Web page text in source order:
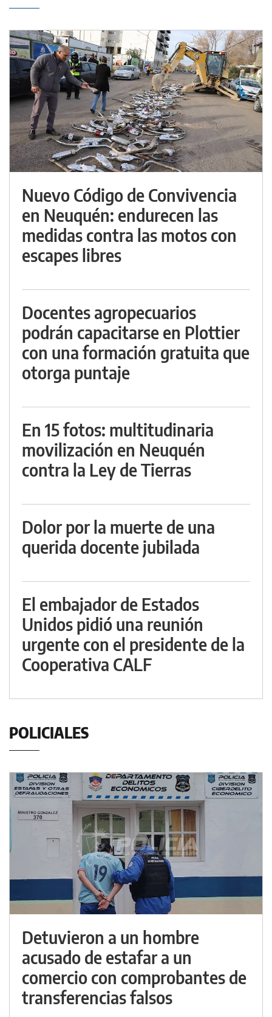
Nuevo Código de Convivencia
en Neuquén: endurecen las
medidas contra las motos con
escapes libres
Docentes agropecuarios
podrán capacitarse en Plottier
con una formación gratuita que
otorga puntaje
En 15 fotos: multitudinaria
movilización en Neuquén
contra la Ley de Tierras
Dolor por la muerte de una
querida docente jubilada
El embajador de Estados
Unidos pidió una reunión
urgente con el presidente de la
Cooperativa CALF
POLICIALES
Detuvieron a un hombre
acusado de estafar a un
comercio con comprobantes de
transferencias falsos